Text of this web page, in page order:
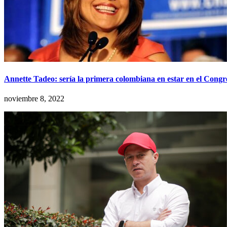
Annette Tadeo: sería la primera colombiana en estar en el
noviembre 8, 2022